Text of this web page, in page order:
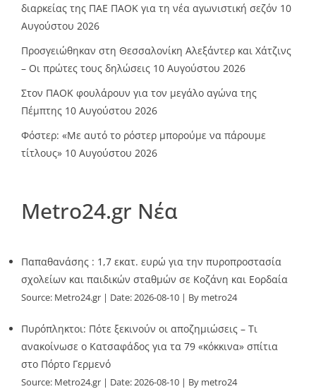
διαρκείας της ΠΑΕ ΠΑΟΚ για τη νέα αγωνιστική σεζόν 10
Αυγούστου 2026
Προσγειώθηκαν στη Θεσσαλονίκη Αλεξάντερ και Χάτζινς
– Οι πρώτες τους δηλώσεις 10 Αυγούστου 2026
Στον ΠΑΟΚ φουλάρουν για τον μεγάλο αγώνα της
Πέμπτης 10 Αυγούστου 2026
Φόστερ: «Με αυτό το ρόστερ μπορούμε να πάρουμε
τίτλους» 10 Αυγούστου 2026
Metro24.gr Νέα
Παπαθανάσης : 1,7 εκατ. ευρώ για την πυροπροστασία
σχολείων και παιδικών σταθμών σε Κοζάνη και Εορδαία
Source: Metro24.gr Date: 2026-08-10 By metro24
Πυρόπληκτοι: Πότε ξεκινούν οι αποζημιώσεις – Τι
ανακοίνωσε ο Κατσαφάδος για τα 79 «κόκκινα» σπίτια
στο Πόρτο Γερμενό
Source: Metro24.gr Date: 2026-08-10 By metro24